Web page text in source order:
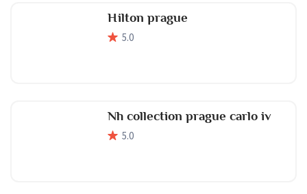
Hilton prague
5.0
Nh collection prague carlo iv
5.0